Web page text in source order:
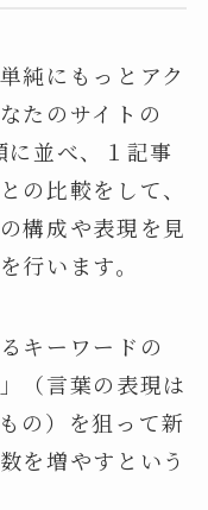
純にもっとアク
たのサイトの
並べ、１記事
の比較をして、
構成や表現を見
行います。
キーワードの
（言葉の表現は
の）を狙って新
を増やすという